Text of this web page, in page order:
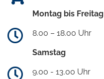
Montag bis Freitag
8.00 – 18.00 Uhr
Samstag
9.00 - 13.00 Uhr